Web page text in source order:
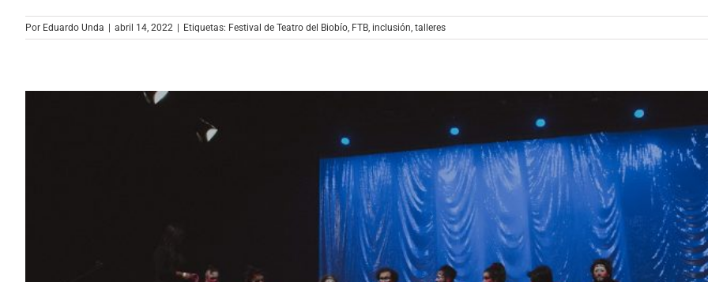
Por Eduardo Unda | abril 14, 2022 | Etiquetas: Festival de Teatro del Biobío FTB inclusión talleres